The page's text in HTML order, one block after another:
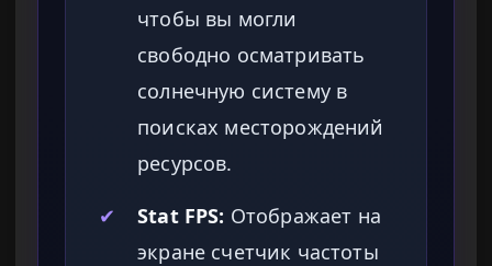
чтобы вы могли
свободно осматривать
солнечную систему в
поисках месторождений
ресурсов.
✔
Stat FPS: Отображает на
экране счетчик частоты